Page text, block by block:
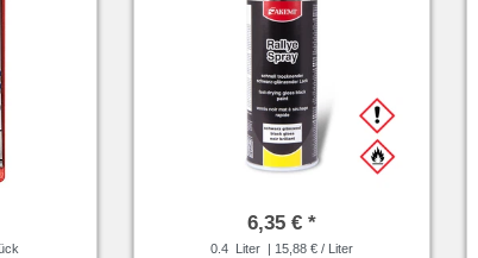
6,35 € *
0.4 Liter | 15,88 € / Liter